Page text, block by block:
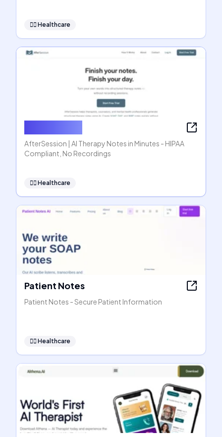
👩‍⚕️ Healthcare
AfterSession | AI Therapy Notes in Minutes - HIPAA
Compliant, No Recordings
👩‍⚕️ Healthcare
Patient Notes
Patient Notes - Secure Patient Information
👩‍⚕️ Healthcare